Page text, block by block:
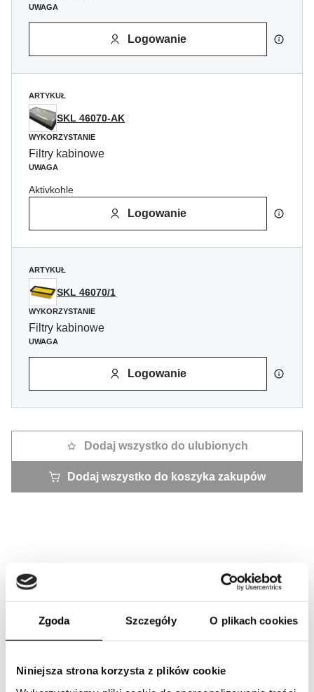
Zgoda Szczegóły O plikach cookies
Niniejsza strona korzysta z plików cookie
UWAGA
Logowanie
ARTYKUŁ
SKL 46070-AK
WYKORZYSTANIE
Filtry kabinowe
UWAGA
Aktivkohle
Logowanie
ARTYKUŁ
SKL 46070/1
WYKORZYSTANIE
Filtry kabinowe
UWAGA
Logowanie
Dodaj wszystko do ulubionych
Dodaj wszystko do koszyka zakupów
Rozwiązania Filtracyjne dla Maszyn
Oferujemy pełną gamę filtrów do maszyn budowlanych z